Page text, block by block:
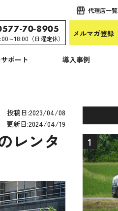
代理店一覧
70-8905
～18:00（日曜定休）
メルマガ登録
ポート 導入事例
投稿日:2023/04/08
更新日:2024/04/19
レンタ
1